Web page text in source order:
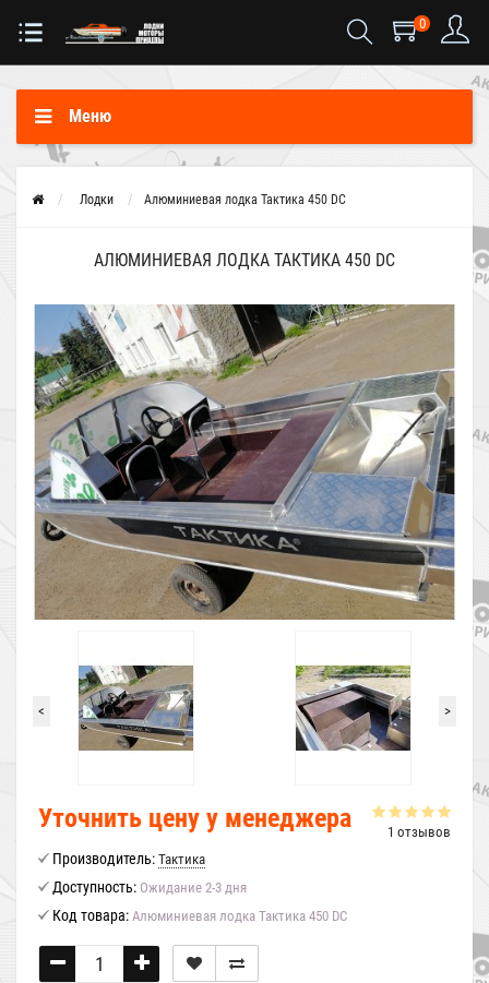
0
Меню
Лодки Алюминиевая лодка Тактика 450 DC
АЛЮМИНИЕВАЯ ЛОДКА ТАКТИКА 450 DC
< >
1 отзывов
Уточнить цену у менеджера
Производитель: Тактика
Доступность: Ожидание 2-3 дня
Код товара: Алюминиевая лодка Тактика 450 DC